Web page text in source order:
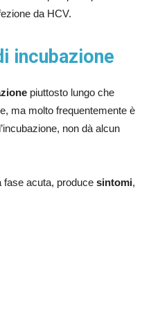
da HCV.
incubazione
piuttosto lungo che
ma molto frequentemente è
non dà alcun
fase acuta, produce sintomi,